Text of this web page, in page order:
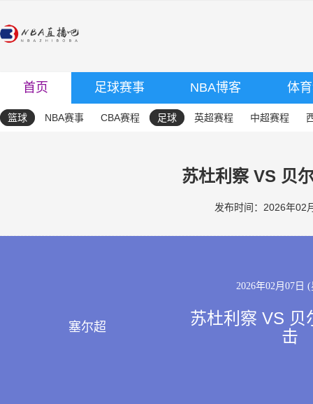
首页 足球赛事 NBA博客 体
篮球 NBA赛事 CBA赛程 足球 英超赛程 中超赛程
苏杜利察 VS 贝
发布时间：2026年02
2026年02月07日
塞尔超
苏杜利察 VS 贝
击